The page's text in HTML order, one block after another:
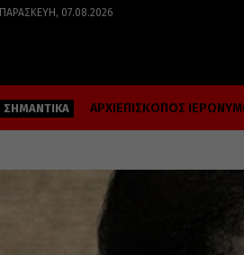
ΠΑΡΑΣΚΕΥΉ, 07.08.2026
ΣΗΜΑΝΤΙΚΑ ΑΡΧΙΕΠΙΣΚΟΠΟΣ